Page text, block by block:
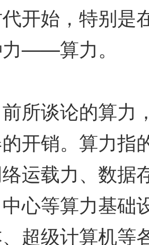
开始，特别是
——算力。
谈论的算力
开销。算力指
运载力、数据
心等算力基础
超级计算机等